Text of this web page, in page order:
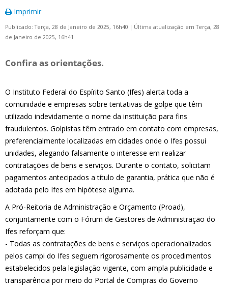
Imprimir
Publicado: Terça, 28 de Janeiro de 2025, 16h40 | Última atualização em Terça, 28
de Janeiro de 2025, 16h41
Confira as orientações.
O Instituto Federal do Espírito Santo (Ifes) alerta toda a
comunidade e empresas sobre tentativas de golpe que têm
utilizado indevidamente o nome da instituição para fins
fraudulentos. Golpistas têm entrado em contato com empresas,
preferencialmente localizadas em cidades onde o Ifes possui
unidades, alegando falsamente o interesse em realizar
contratações de bens e serviços. Durante o contato, solicitam
pagamentos antecipados a título de garantia, prática que não é
adotada pelo Ifes em hipótese alguma.
A Pró-Reitoria de Administração e Orçamento (Proad),
conjuntamente com o Fórum de Gestores de Administração do
Ifes reforçam que:
- Todas as contratações de bens e serviços operacionalizados
pelos campi do Ifes seguem rigorosamente os procedimentos
estabelecidos pela legislação vigente, com ampla publicidade e
transparência por meio do Portal de Compras do Governo